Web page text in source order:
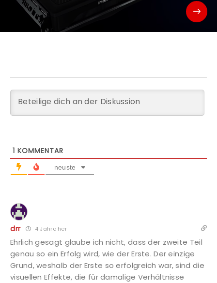
1 KOMMENTAR
neuste
drr 4 Jahre her
Ehrlich gesagt glaube ich nicht, dass der zweite Teil
genau so ein Erfolg wird, wie der Erste. Der einzige
Grund, weshalb der Erste so erfolgreich war, sind die
visuellen Effekte, die für damalige Verhältnisse